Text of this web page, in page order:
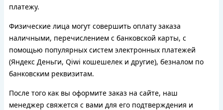
платежу.
Физические лица могут совершить оплату заказа
наличными, перечислением с банковской карты, с
помощью популярных систем электронных платежей
(Яндекс Деньги, Qiwi кошешелек и другие), безналом по
банковским реквизитам.
После того как вы оформите заказ на сайте, наш
менеджер свяжется с вами для его подтверждения и